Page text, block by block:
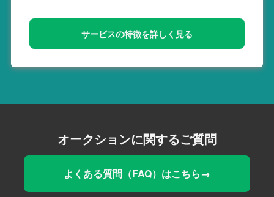
サービスの特徴を詳しく見る
オークションに関するご質問
よくある質問（FAQ）はこちら→